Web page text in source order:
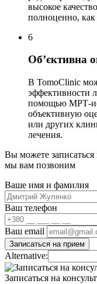
высокое
полноценно, как
6
Об’єктивна
В TomoClinic
эффективности
помощью МРТ-
объективную
или других
лечения.
Вы можете
мы вам позвоним
Ваше имя и фамилия
Ваш телефон
Ваш email
Alternative:
Записаться на